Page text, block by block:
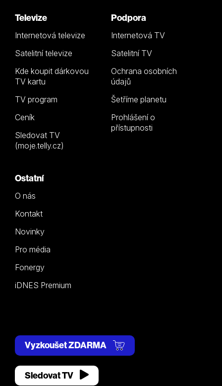
Televize
Internetová televize
Satelitní televize
Kde koupit dárkovou
TV kartu
TV program
Ceník
Sledovat TV
(moje.telly.cz)
Podpora
Internetová TV
Satelitní TV
Ochrana osobních
údajů
Šetříme planetu
Prohlášení o
přístupnosti
Ostatní
O nás
Kontakt
Novinky
Pro média
Fonergy
iDNES Premium
Vyzkoušet ZDARMA
Sledovat TV